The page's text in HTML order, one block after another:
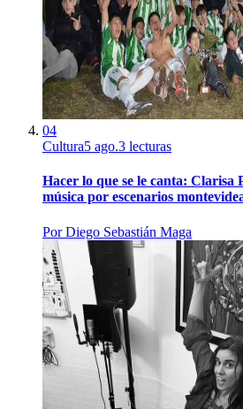
04
Cultura5 ago.3 lecturas
Hacer lo que se le canta: Clarisa
música por escenarios
PorDiego Sebastián Maga